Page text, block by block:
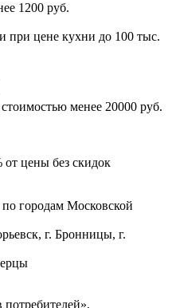
1200 руб.
при цене кухни до 100 тыс.
менее 20000 руб.
от цены без скидок
по городам Московской
г. Бронницы, г.